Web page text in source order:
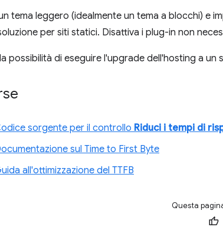
tema leggero (idealmente un tema a blocchi) e
per siti statici. Disattiva i plug-in non
possibilità di eseguire l'upgrade dell'hosting a
sorgente per il controllo Riduci i tempi di
sul Time to First Byte
all'ottimizzazione del TTFB
Questa